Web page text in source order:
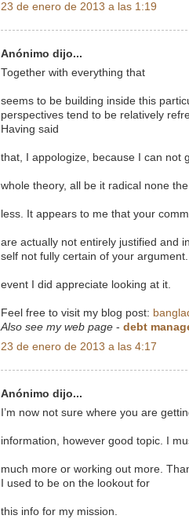
23 de enero de 2013 a las 1:19
Anónimo dijo...
Together with everything that
seems to be building inside this
perspectives tend to be relatively
Having said
that, I appologize, because I can not
whole theory, all be it radical none the
less. It appears to me that your
are actually not entirely justified and
self not fully certain of your
event I did appreciate looking at it.
Feel free to visit my blog post:
Also see my web page - debt
23 de enero de 2013 a las 4:17
Anónimo dijo...
I’m now not sure where you are
information, however good topic. I
much more or working out more.
I used to be on the lookout for
this info for my mission.